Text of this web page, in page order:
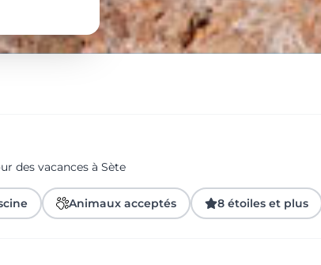
des vacances à Sète
Animaux acceptés 8 étoiles et plus